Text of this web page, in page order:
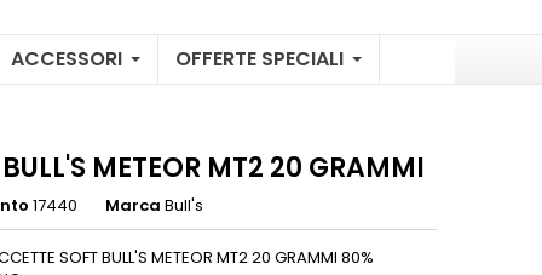
ACCESSORI OFFERTE SPECIALI
METEOR MT2 20 GRAMMI
17440 Marca Bull's
SOFT BULL'S METEOR MT2 20 GRAMMI 80%